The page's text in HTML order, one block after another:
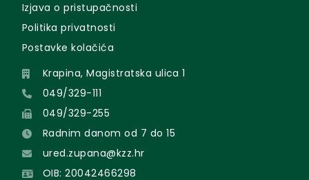
Izjava o pristupačnosti
Politika privatnosti
Postavke kolačića
Krapina, Magistratska ulica 1
049/329-111
049/329-255
Radnim danom od 7 do 15
ured.zupana@kzz.hr
OIB: 20042466298